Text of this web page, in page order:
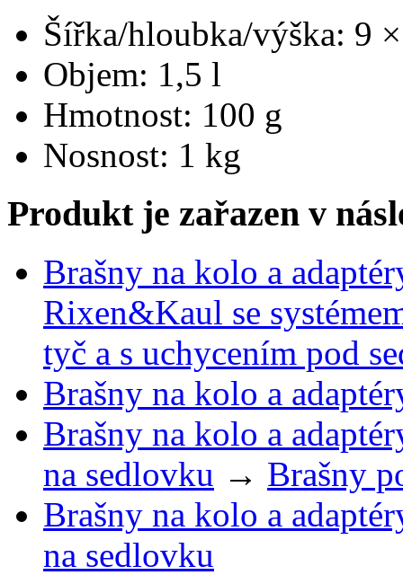
Šířka/hloubka/výška: 9
Objem: 1,5 l
Hmotnost: 100 g
Nosnost: 1 kg
Produkt je zařazen v
Brašny na kolo a
Rixen&Kaul se
tyč a s uchycením pod
Brašny na kolo a
Brašny na kolo a
na sedlovku → Brašny
Brašny na kolo a
na sedlovku